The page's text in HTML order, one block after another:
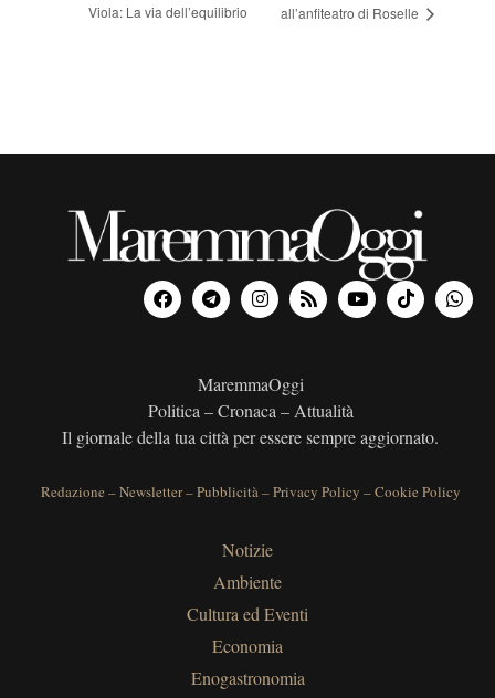
Viola: La via dell’equilibrio
all’anfiteatro di Roselle
MaremmaOggi
Politica – Cronaca – Attualità
Il giornale della tua città per essere sempre aggiornato.
Redazione –Newsletter–Pubblicità–Privacy Policy –Cookie Policy
Notizie
Ambiente
Cultura ed Eventi
Economia
Enogastronomia